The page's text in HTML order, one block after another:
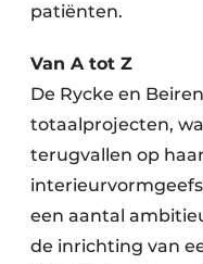
patiënten.
Van A tot Z
De Rycke en
totaalprojecten,
terugvallen op
een aantal
de inrichting van